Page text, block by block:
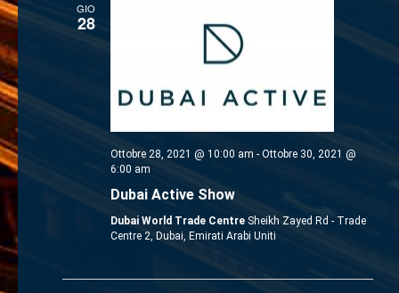
GIO
28
Ottobre 28, 2021 @ 10:00 am - Ottobre 30, 2021 @
6:00 am
Dubai Active Show
Dubai World Trade Centre Sheikh Zayed Rd - Trade
Centre 2, Dubai, Emirati Arabi Uniti